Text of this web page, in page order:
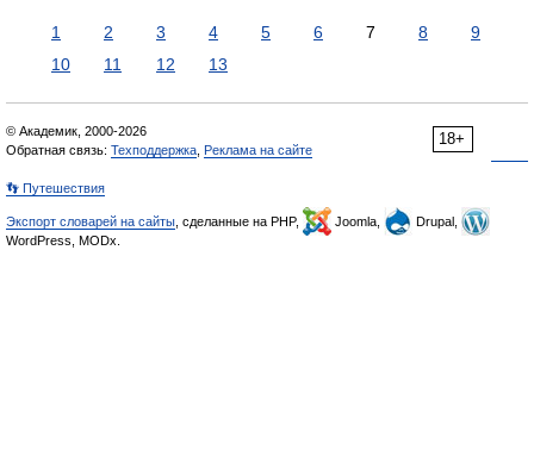
1 2 3 4 5 6 7 8
9
10
11 12 13
18+
© Академик, 2000-2026
Обратная связь: Техподдержка Реклама на сайте
👣 Путешествия
Экспорт словарей на сайты , сделанные на PHP, Joomla,
Drupal,
WordPress, MODx.